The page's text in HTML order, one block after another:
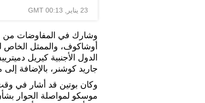
23 يناير, 00:13 GMT
وشارك في المفاوضات من
أوشاكوف، والممثل الخاص
الدول الأجنبية كيريل
جاريد كوشنر، بالإضافة
وكان بوتين قد أشار في
موسكو لمواصلة الحوار